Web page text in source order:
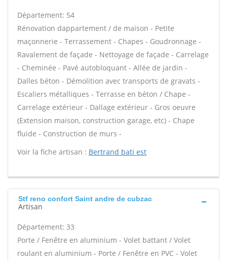
Département: 54
Rénovation dappartement / de maison - Petite
maçonnerie - Terrassement - Chapes - Goudronnage -
Ravalement de façade - Nettoyage de façade - Carrelage
- Cheminée - Pavé autobloquant - Allée de jardin -
Dalles béton - Démolition avec transports de gravats -
Escaliers métalliques - Terrasse en béton / Chape -
Carrelage extérieur - Dallage extérieur - Gros oeuvre
(Extension maison, construction garage, etc) - Chape
fluide - Construction de murs -
Voir la fiche artisan : Bertrand bati est
Stf reno confort Saint andre de cubzac
Artisan
Département: 33
Porte / Fenêtre en aluminium - Volet battant / Volet
roulant en aluminium - Porte / Fenêtre en PVC - Volet